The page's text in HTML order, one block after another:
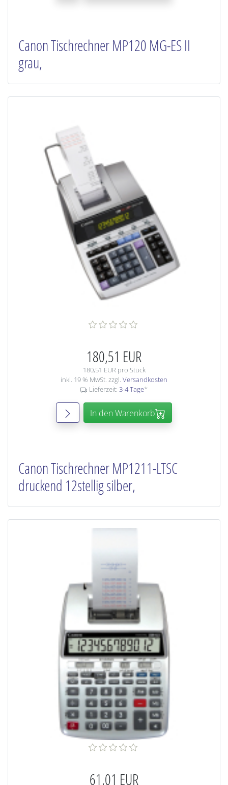
Canon Tischrechner MP120 MG-ES II
grau,
180,51 EUR
180,51 EUR pro Stück
inkl. 19 % MwSt. zzgl. Versandkosten
Lieferzeit: 3-4 Tage*
In den Warenkorb
Canon Tischrechner MP1211-LTSC
druckend 12stellig silber,
61,01 EUR